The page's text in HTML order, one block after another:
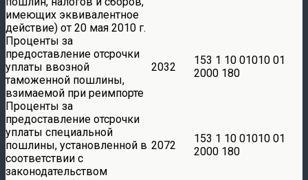
имеющих эквивалентное
действие) от 20 мая 2010 г.
Проценты за
предоставление отсрочки
уплаты ввозной
таможенной пошлины,
взимаемой при реимпорте
2032
153 1 10 01010 01
2000 180
Проценты за
предоставление отсрочки
уплаты специальной
пошлины, установленной в
соответствии с
законодательством
2072
153 1 10 01010 01
2000 180